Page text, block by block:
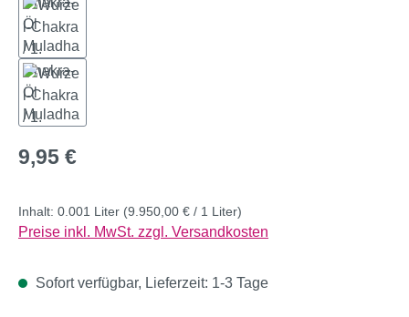
Regulärer Preis:
9,95 €
Inhalt: 0.001 Liter (9.950,00 € / 1 Liter)
Preise inkl. MwSt. zzgl. Versandkosten
Sofort verfügbar, Lieferzeit: 1-3 Tage